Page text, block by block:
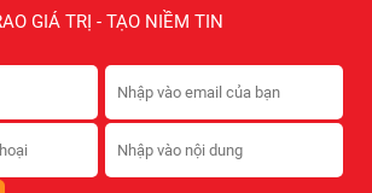
GIÁ TRỊ - TẠO NIỀM TIN